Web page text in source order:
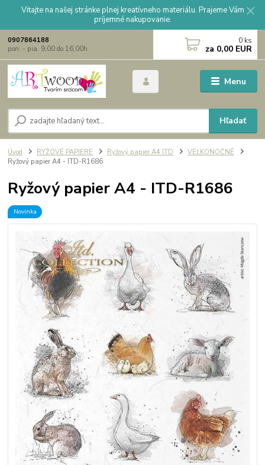
Vitajte na našej stránke plnej kreatívneho materiálu. Prajeme Vám
príjemné nakupovanie.
Menu
Hľadať
0907864188
pon. - pia. 9,00 do 16,00h
0 ks
za 0,00 EUR
Úvod RYŽOVÉ PAPIERE Ryžový papier A4 ITD
VEĽKONOČNÉ
Ryžový papier A4 - ITD-R1686
Ryžový papier A4 - ITD-R1686
Novinka